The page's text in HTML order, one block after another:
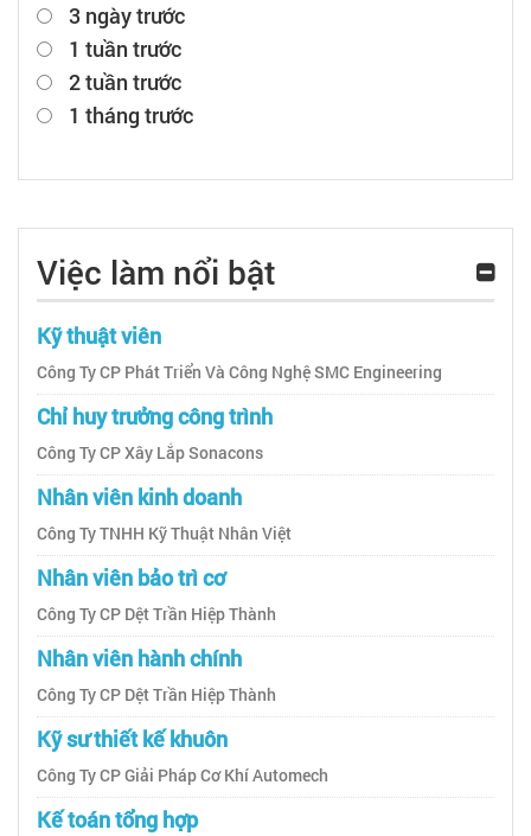
3 ngày trước
1 tuần trước
2 tuần trước
1 tháng trước
Việc làm nổi bật
Kỹ thuật viên
Công Ty CP Phát Triển Và Công Nghệ SMC Engineering
Chỉ huy trưởng công trình
Công Ty CP Xây Lắp Sonacons
Nhân viên kinh doanh
Công Ty TNHH Kỹ Thuật Nhân Việt
Nhân viên bảo trì cơ
Công Ty CP Dệt Trần Hiệp Thành
Nhân viên hành chính
Công Ty CP Dệt Trần Hiệp Thành
Kỹ sư thiết kế khuôn
Công Ty CP Giải Pháp Cơ Khí Automech
Kế toán tổng hợp